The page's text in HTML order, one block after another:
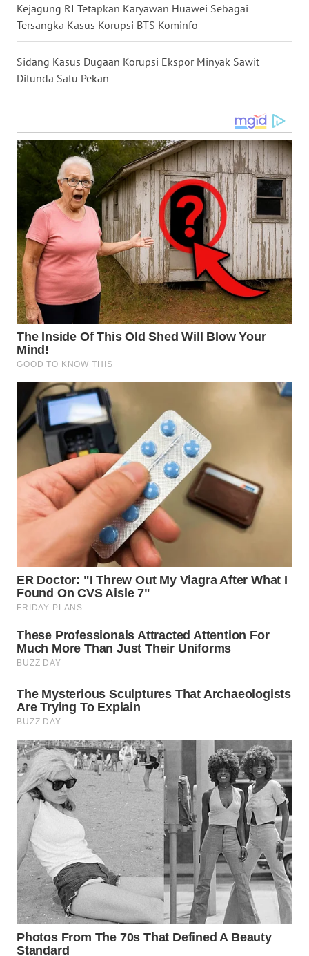
Kejagung RI Tetapkan Karyawan Huawei Sebagai
Tersangka Kasus Korupsi BTS Kominfo
Sidang Kasus Dugaan Korupsi Ekspor Minyak Sawit
Ditunda Satu Pekan
WN
GORONTALO
WN
SULUT
MALUKU
WN
MALUT
WN
DAIRI
WN
DANAU
TOBA
WN
NIAS
WN
LANGKAT
WN
TAPANULI
SELATAN
WN
TANJUNG
LESUNG
WN
KARO
SIMALUNGUN
LABUHANBATU
TAPANULI
TENGAH
WN DELI
SERDANG
WN
TEBING
TINGGI
WN
PAKPAK